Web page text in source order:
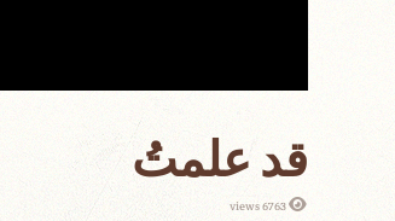
قد علمتُ
6763 views